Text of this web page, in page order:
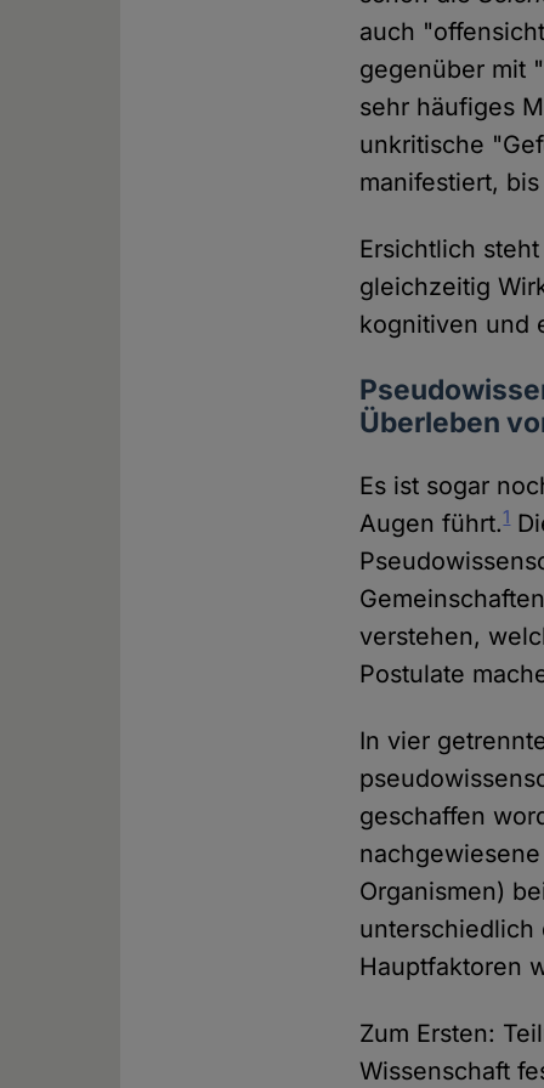
auch
gegenüber mit
sehr häufiges
unkritische
manifestiert,
Ersichtlich
gleichzeitig
kognitiven und
Überleben
Es ist sogar
Augen führt.1
verstehen,
Postulate
In vier
geschaffen
Organismen)
unterschiedlich
Hauptfaktoren
Zum Ersten:
Wissenschaft